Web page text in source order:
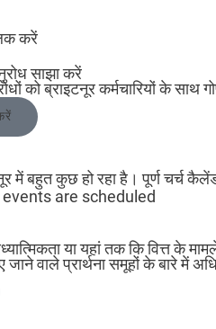
करें
साझा करें
को ब्राइटनूर कर्मचारियों के
में बहुत कुछ हो रहा है। पूर्ण चर्च
are scheduled
आध्यात्मिकता या यहां तक कि वित्त
जाने वाले प्रार्थना समूहों के बारे